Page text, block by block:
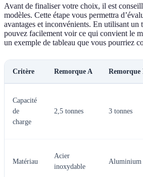
Avant de finaliser votre choix, il est
modèles. Cette étape vous permettra
avantages et inconvénients. En utilisant un
pouvez facilement voir ce qui convient le
un exemple de tableau que vous pourriez
Critère Remorque A Remorque
Capacité
de
charge
2,5 tonnes 3 tonnes
Matériau
Acier
inoxydable
Aluminium